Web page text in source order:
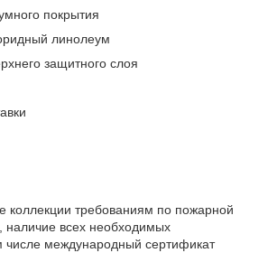
покрытия
линолеум
защитного слоя
коллекции требованиям по пожарной
наличие всех необходимых
числе международный сертификат